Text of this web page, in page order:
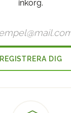
inkorg.
REGISTRERA DIG